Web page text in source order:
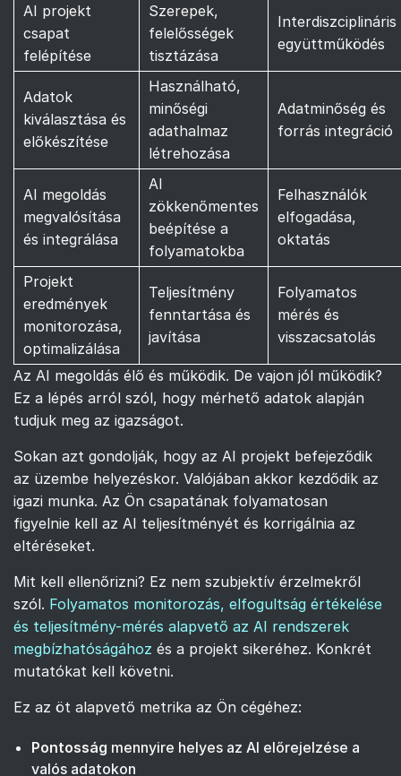
AI projekt
csapat
felépítése
Szerepek,
felelősségek
tisztázása
Interdiszciplináris
együttműködés
Adatok
kiválasztása és
előkészítése
Használható,
minőségi
adathalmaz
létrehozása
Adatminőség és
forrás integráció
AI megoldás
megvalósítása
és integrálása
AI
zökkenőmentes
beépítése a
folyamatokba
Felhasználók
elfogadása,
oktatás
Projekt
eredmények
monitorozása,
optimalizálása
Teljesítmény
fenntartása és
javítása
Folyamatos
mérés és
visszacsatolás
Az AI megoldás élő és működik. De vajon jól működik?
Ez a lépés arról szól, hogy mérhető adatok alapján
tudjuk meg az igazságot.
Sokan azt gondolják, hogy az AI projekt befejeződik
az üzembe helyezéskor. Valójában akkor kezdődik az
igazi munka. Az Ön csapatának folyamatosan
figyelnie kell az AI teljesítményét és korrigálnia az
eltéréseket.
Mit kell ellenőrizni? Ez nem szubjektív érzelmekről
szól. Folyamatos monitorozás, elfogultság értékelése
és teljesítmény-mérés alapvető az AI rendszerek
megbízhatóságához és a projekt sikeréhez. Konkrét
mutatókat kell követni.
Ez az öt alapvető metrika az Ön cégéhez:
Pontosság mennyire helyes az AI előrejelzése a
valós adatokon